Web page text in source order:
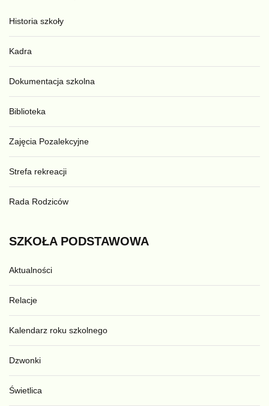
Historia szkoły
Kadra
Dokumentacja szkolna
Biblioteka
Zajęcia Pozalekcyjne
Strefa rekreacji
Rada Rodziców
SZKOŁA PODSTAWOWA
Aktualności
Relacje
Kalendarz roku szkolnego
Dzwonki
Świetlica